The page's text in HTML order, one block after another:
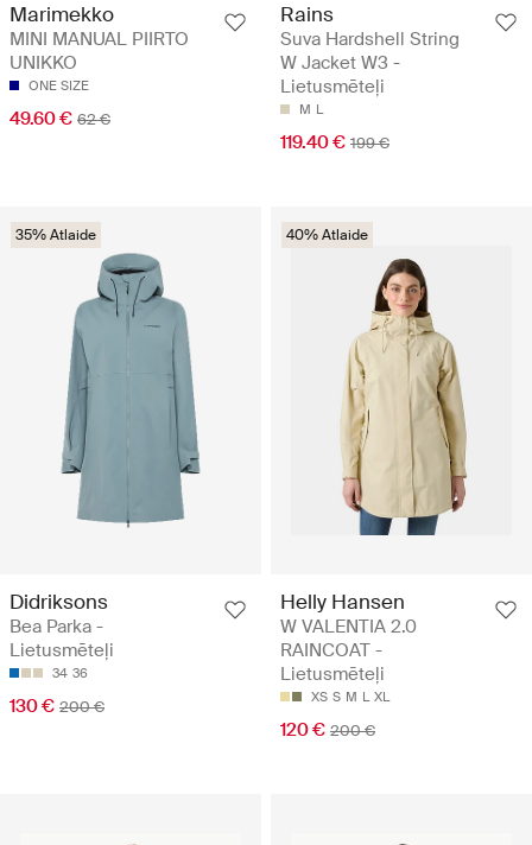
Marimekko
MINI MANUAL PIIRTO
UNIKKO
ONE SIZE
49.60 € 62 €
Rains
Suva Hardshell String
W Jacket W3 -
Lietusmēteļi
M L
119.40 € 199 €
35% Atlaide
Didriksons
Bea Parka -
Lietusmēteļi
34 36
130 € 200 €
40% Atlaide
Helly Hansen
W VALENTIA 2.0
RAINCOAT -
Lietusmēteļi
XS S M L XL
120 € 200 €